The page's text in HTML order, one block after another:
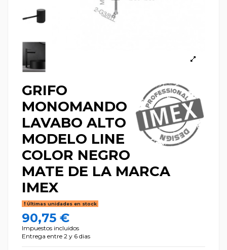
GRIFO
MONOMANDO
LAVABO ALTO
MODELO LINE
COLOR NEGRO
MATE DE LA MARCA
IMEX
Últimas unidades en stock
90,75 €
Impuestos incluidos
Entrega entre 2 y 6 dias